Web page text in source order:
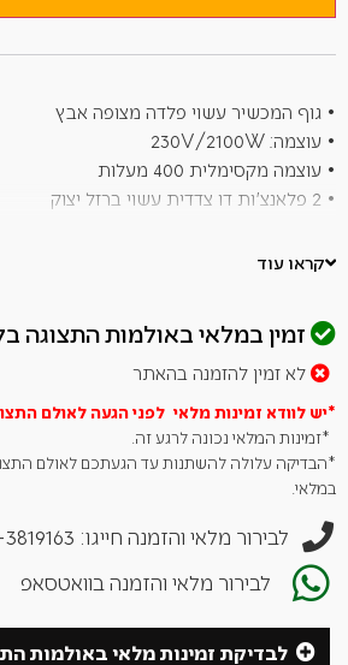
למוצר
• גוף המכשיר עשוי פלדה מצופה אבץ
• עוצמה: 230V/2100W
• עוצמה מקסימלית 400 מעלות
• 2 פלאנצ'ות דו צדדית עשוי ברזל יצוק
• גודל משטח צלייה: 51*39 ס"מ
• כפתורי LED מרשימים
• מכסה בעל בידוד כפול
• צד דיגיטלי קדמי
קראו עוד
זמין במלאי באולמות התצוגה
לא זמין להזמנה בהאתר
*יש לוודא זמינות מלאי לפני הגעה לאולם
*זמינות המלאי נכונה לרגע זה.
*הבדיקה עלולה להשתנות עד הגעתכם לאולם
במלאי.
לבירור מלאי והזמנה חייגו: 03-3819163
לבירור מלאי והזמנה בוואטסאפ
לבדיקת זמינות מלאי באולמות